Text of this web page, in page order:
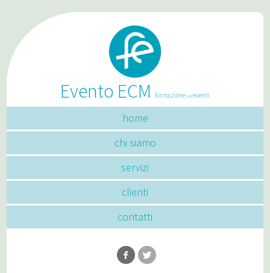
Evento ECM formazione edeventi
home
chi siamo
servizi
clienti
contatti